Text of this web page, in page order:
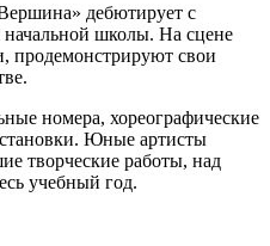
дебютирует с
школы. На сцене
продемонстрируют свои
номера, хореографические
Юные артисты
творческие работы, над
учебный год.